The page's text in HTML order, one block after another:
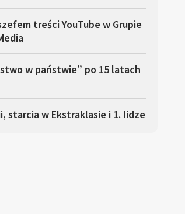
treści YouTube w Grupie
w państwie” po 15 latach
starcia w Ekstraklasie i 1. lidze